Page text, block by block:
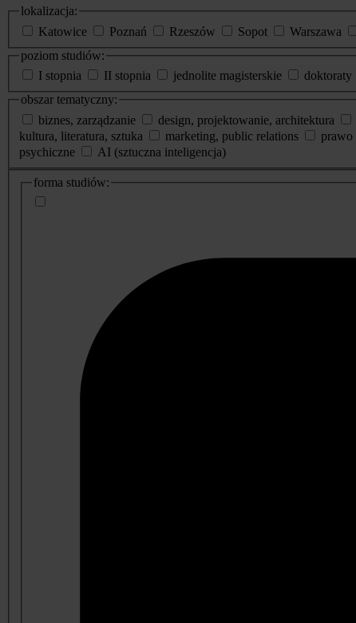
lokalizacja:
Katowice
Poznań Rzeszów Sopot Warszawa
poziom studiów:
I stopnia
II stopnia jednolite magisterskie doktoraty
obszar tematyczny:
biznes, zarządzanie
design, projektowanie, architektura
kultura, literatura, sztuka
marketing, public relations prawo
psychiczne
AI (sztuczna inteligencja)
dodatkowe
informacje
forma studiów: